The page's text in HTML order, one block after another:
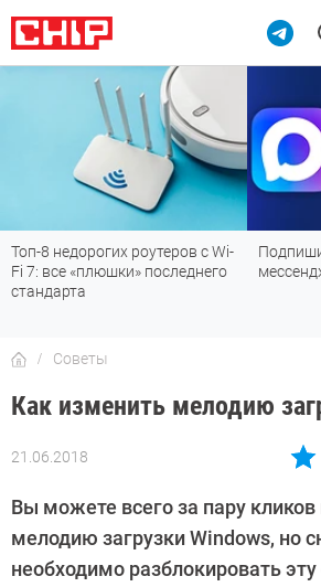
Топ-8 недорогих роутеров с Wi-
Fi 7: все «плюшки» последнего
стандарта
Советы
Как изменить мелодию
21.06.2018
Автор:
Дмитриева
Вы можете всего за пару
мелодию загрузки Windows, но
необходимо разблокировать